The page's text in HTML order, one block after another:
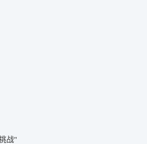
战"